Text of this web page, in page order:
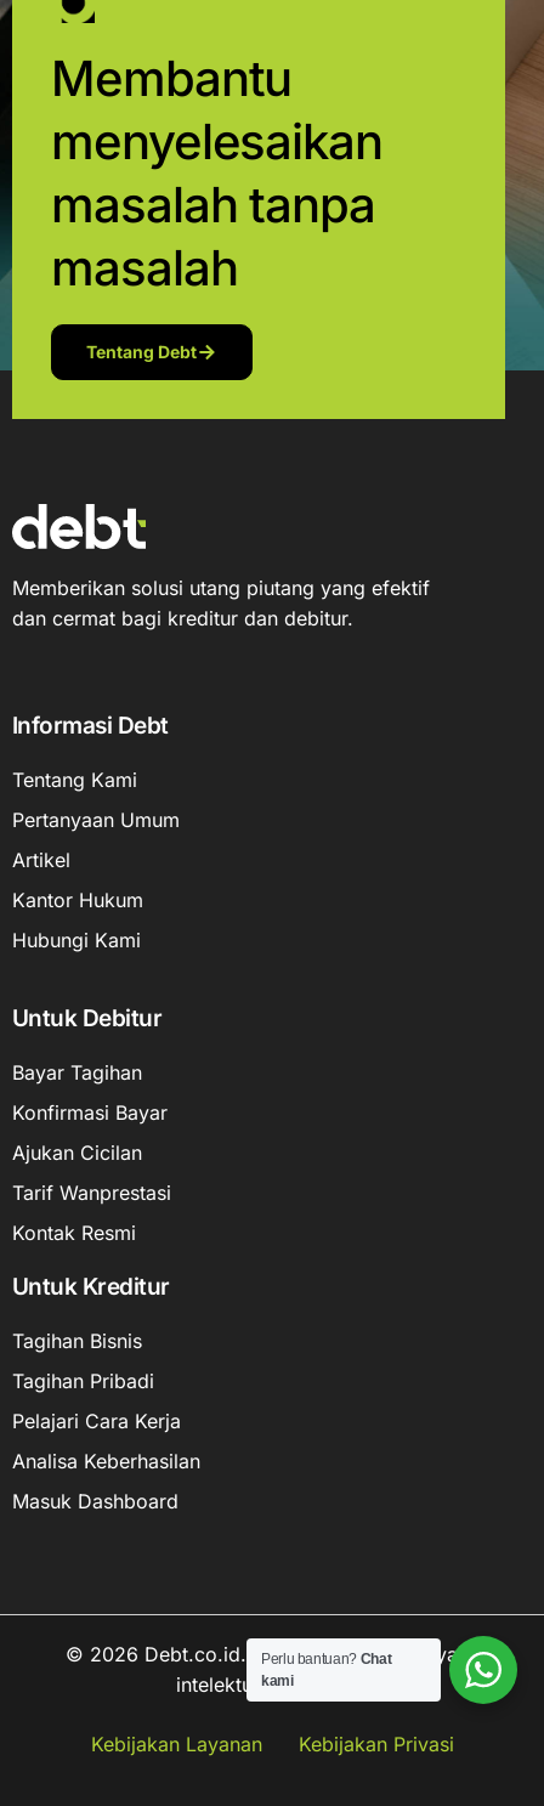
Membantu
menyelesaikan
masalah tanpa
masalah
Tentang Debt
Memberikan solusi utang piutang yang efektif
dan cermat bagi kreditur dan debitur.
Informasi Debt
Tentang Kami
Pertanyaan Umum
Artikel
Kantor Hukum
Hubungi Kami
Untuk Debitur
Bayar Tagihan
Konfirmasi Bayar
Ajukan Cicilan
Tarif Wanprestasi
Kontak Resmi
Untuk Kreditur
Tagihan Bisnis
Tagihan Pribadi
Pelajari Cara Kerja
Analisa Keberhasilan
Masuk Dashboard
© 2026 Debt.co.id. Hak cipta data kekayaan
intelektual dilindungi.
Kebijakan Layanan Kebijakan Privasi
Hubungi kami
Perlu bantuan? Chat
kami